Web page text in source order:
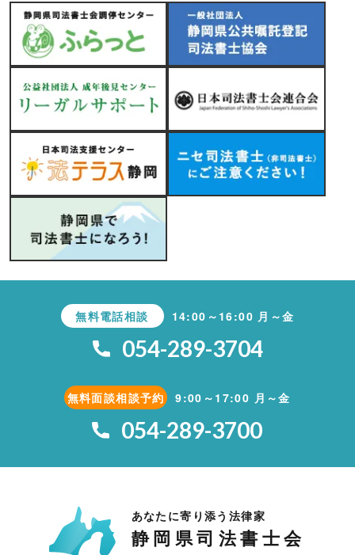
無料電話相談 14:00～16:00 月～金
054-289-3704
無料面談相談予約 9:00～17:00 月～金
054-289-3700
あなたに寄り添う法律家
静岡県司法書士会